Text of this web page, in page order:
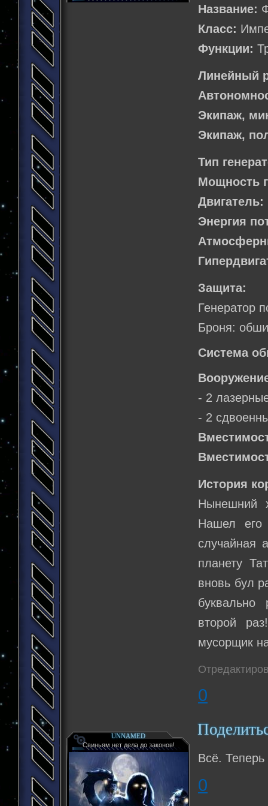
Название:
Класс:
Функции:
Линейный
Экипаж,
Экипаж,
Тип
Мощность
Двигатель:
Энергия
Защита:
Генератор
Броня:
Система
- 2
- 2
История
Нынешний
Нашел его
случайная
планету
вновь бул
буквально
второй
мусорщик
0
UNNAMED
Свиньям нет дела до законов!
Всё. Теперь
0